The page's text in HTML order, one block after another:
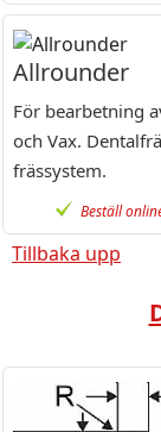
Allrounder
För bearbetning
och Vax.
frässystem.
Beställ
Tillbaka upp